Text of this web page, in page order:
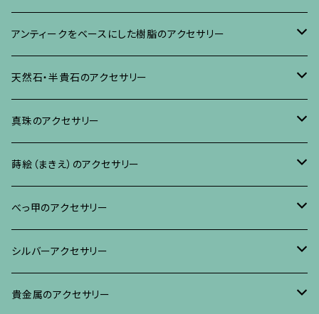
ネックレス、その他
イヤリング、ピアス
ネックレス、ペンダント
ブレスレット、バングル、その他
ブローチ
イヤリング・ピアス
ネックレス・ペンダント
リング
ブレスレット・バングル、その他
アンティークをベースにした樹脂のアクセサリー
ブローチ
イヤリング・ピアス
ネックレス、ペンダント
ブレスレット、その他
天然石・半貴石のアクセサリー
ブローチ
イヤリング・ピアス
ネックレス、ペンダント
リング
ブレスレット、その他
真珠のアクセサリー
ブローチ
イヤリング・ピアス
ネックレス、ペンダント
リング
蒔絵（まきえ）のアクセサリー
べっ甲に蒔絵のアクセサリー
ブローチ
イヤリング・ピアス
真珠に蒔絵のアクセサリー
ブローチ
水晶に蒔絵のアクセサリー
べっ甲のアクセサリー
ブローチ
イヤリング、ピアス
シルバーアクセサリー
ブローチ
貴金属のアクセサリー